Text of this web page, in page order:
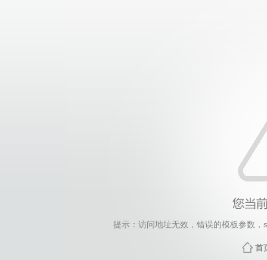
提示：访问地址无效，错误的模板参数
首